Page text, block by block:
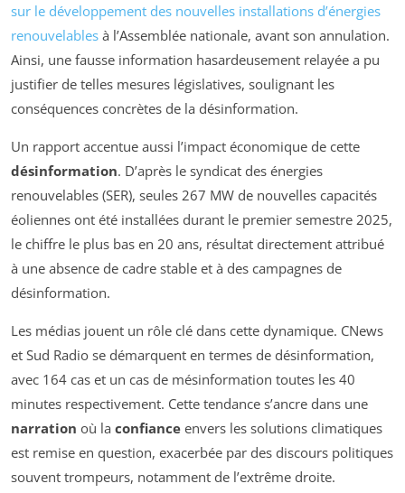
sur le développement des nouvelles installations d’énergies
renouvelables à l’Assemblée nationale, avant son annulation.
Ainsi, une fausse information hasardeusement relayée a pu
justifier de telles mesures législatives, soulignant les
conséquences concrètes de la désinformation.
Un rapport accentue aussi l’impact économique de cette
désinformation. D’après le syndicat des énergies
renouvelables (SER), seules 267 MW de nouvelles capacités
éoliennes ont été installées durant le premier semestre 2025,
le chiffre le plus bas en 20 ans, résultat directement attribué
à une absence de cadre stable et à des campagnes de
désinformation.
Les médias jouent un rôle clé dans cette dynamique. CNews
et Sud Radio se démarquent en termes de désinformation,
avec 164 cas et un cas de mésinformation toutes les 40
minutes respectivement. Cette tendance s’ancre dans une
narration où la confiance envers les solutions climatiques
est remise en question, exacerbée par des discours politiques
souvent trompeurs, notamment de l’extrême droite.